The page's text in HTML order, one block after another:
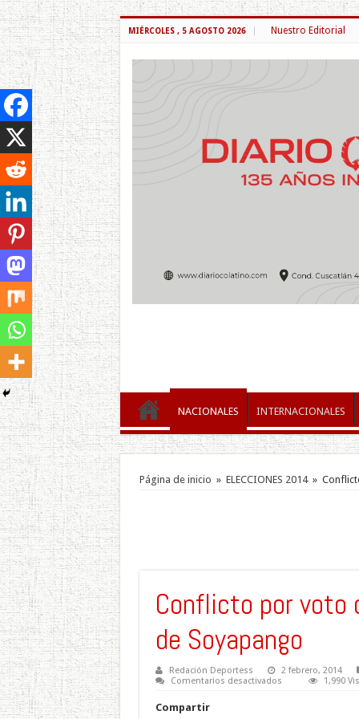
MIÉRCOLES , 5 AGOSTO 2026 Nuestro Editorial
NACIONALES INTERNACIONALES
Página de inicio » ELECCIONES 2014 »
Conflicto por voto
de Soyapango
Redación Deportess 2 febrero, 2014
Comentarios desactivadosen
1,990
Compartir